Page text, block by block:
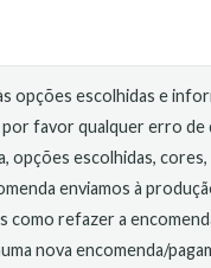
opções escolhidas e
favor qualquer erro de
opções escolhidas, cores,
enviamos à
como refazer a
nova encomenda/